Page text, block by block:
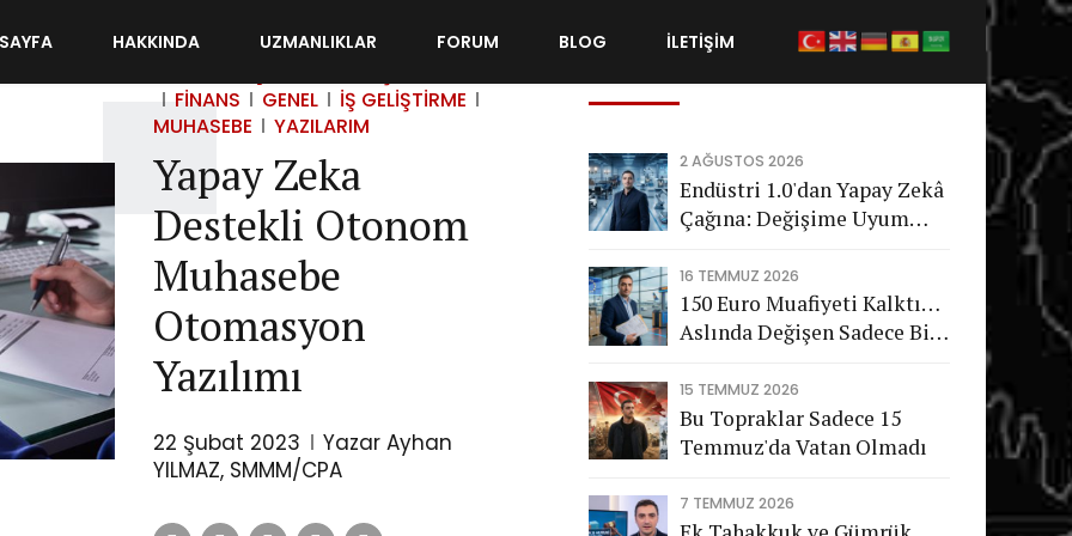
HAKKINDA UZMANLIKLAR FORUM BLOG İLETİŞİM
FINANS
GENEL
İŞ GELIŞTIRME
MUHASEBE
YAZILARIM
Yapay Zeka
Destekli Otonom
Muhasebe
Otomasyon
Yazılımı
22 Şubat 2023
Yazar Ayhan
YILMAZ, SMMM/CPA
Son Gönderiler
2 AĞUSTOS 2026
Endüstri 1.0'dan Yapay Zekâ
Çağına: Değişime Uyum
Nasıl Bir Gelecek Bekliyor?
16 TEMMUZ 2026
150 Euro Muafiyeti Kalktı…
Aslında Değişen Sadece Bir
15 TEMMUZ 2026
Bu Topraklar Sadece 15
Temmuz'da Vatan Olmadı
7 TEMMUZ 2026